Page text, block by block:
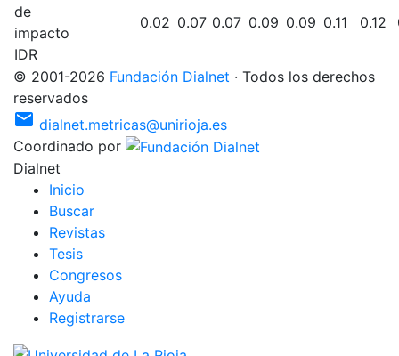
de
impacto
IDR
0.02 0.07 0.07 0.09 0.09 0.11 0.12
© 2001-2026 Fundación Dialnet · Todos los derechos
reservados
mail dialnet.metricas@unirioja.es
Coordinado por
Dialnet
Inicio
Buscar
Revistas
Tesis
Congresos
Ayuda
Registrarse